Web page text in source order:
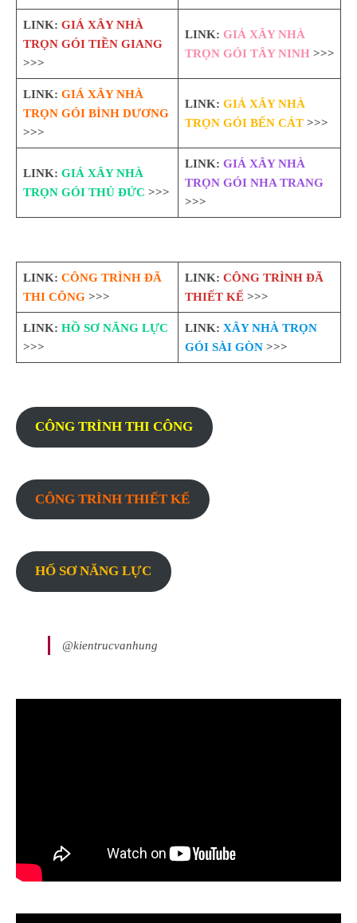
LINK: GIÁ XÂY NHÀ
TRỌN GÓI TIỀN GIANG
>>>
LINK: GIÁ XÂY NHÀ
TRỌN GÓI TÂY NINH>>>
LINK: GIÁ XÂY NHÀ
TRỌN GÓI BÌNH DƯƠNG
>>>
LINK: GIÁ XÂY NHÀ
TRỌN GÓI BẾN CÁT>>>
LINK: GIÁ XÂY NHÀ
TRỌN GÓI THỦ ĐỨC >>>
LINK: GIÁ XÂY NHÀ
TRỌN GÓI NHA TRANG
>>>
LINK: CÔNG TRÌNH ĐÃ
THI CÔNG>>>
LINK: CÔNG TRÌNH ĐÃ
THIẾT KẾ>>>
LINK: HỒ SƠ NĂNG LỰC
>>>
LINK: XÂY NHÀ TRỌN
GÓI SÀI GÒN>>>
CÔNG TRÌNH THI CÔNG
CÔNG TRÌNH THIẾT KẾ
HỐ SƠ NĂNG LỰC
@kientrucvanhung